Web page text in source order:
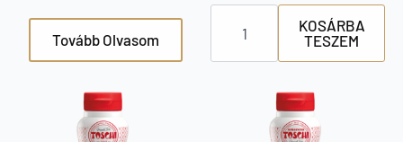
Tovább Olvasom
La
Russolillo
bazsalikomos
passzírozott
mennyiség
KOSÁRBA
TESZEM